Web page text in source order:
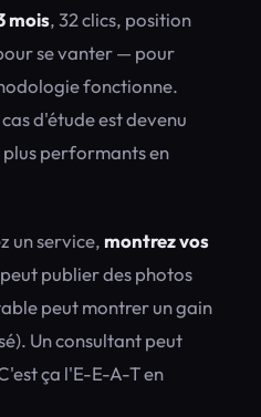
mois, 32 clics, position
se vanter — pour
fonctionne.
d'étude est devenu
plus performants en
un service, montrez vos
publier des photos
peut montrer un gain
Un consultant peut
ça l'E-E-A-T en